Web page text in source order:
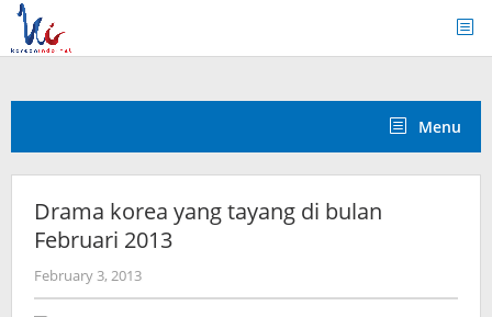
Skip
content
Menu
Drama korea yang tayang di bulan
Februari 2013
February 3, 2013by
Koreanindo